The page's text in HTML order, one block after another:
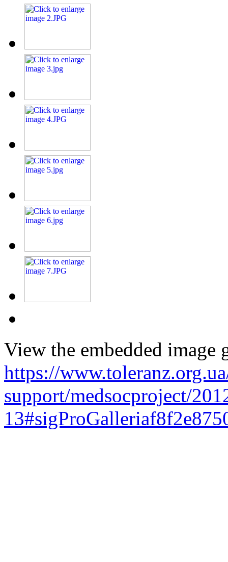
View the embedded image
https://
support/medsocproject/